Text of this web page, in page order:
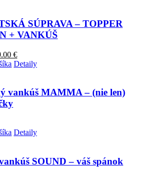
SÚPRAVA – TOPPER
+ VANKÚŠ
€Aktuálna
cena
Detaily
vankúš MAMMA – (nie len)
Detaily
SOUND – váš spánok